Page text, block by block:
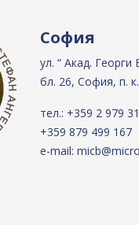
София
ул. “ Акад. Георги
бл. 26, София, п.
тел.: +359 2 979
+359 879 499 167
e-mail: